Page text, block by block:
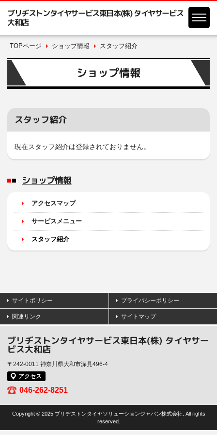
ブリヂストンタイヤサービス東日本(株) タイヤサービス
大和店
TOPページ ショップ情報 スタッフ紹介
ショップ情報
スタッフ紹介
現在スタッフ紹介は登録されておりません。
ショップ情報
アクセスマップ
サービスメニュー
スタッフ紹介
サイトポリシー プライバシーポリシー
関連リンク サイトマップ
ブリヂストンタイヤサービス東日本(株) タイヤサー
ビス大和店
〒242-0011 神奈川県大和市深見496-4
アクセス
046-262-8251
Copyright © 2025 ブリヂストンタイヤソリューションジャパン株式会社. All rights
reserved.